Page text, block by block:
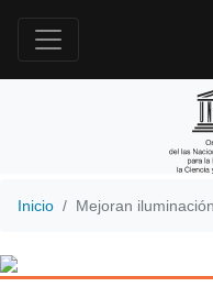
Inicio Mejoran